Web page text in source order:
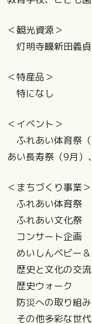
＜観光資源＞
灯明寺畷新田義
＜特産品＞
特になし
＜イベント＞
ふれあい体育祭
あい長寿祭（9月）
＜まちづくり事業＞
ふれあい体育祭
ふれあい文化祭
コンサート企画
めいしんベビー
歴史と文化の交流
歴史ウォーク
防災への取り組み
その他多彩な世